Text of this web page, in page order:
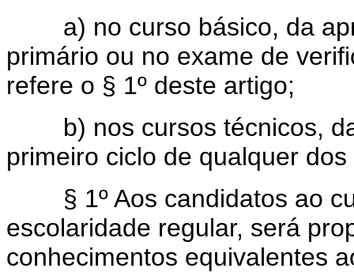
a) no curso básico, da
primário ou no exame de
refere o § 1º deste artigo;
b) nos cursos técnicos, da
primeiro ciclo de qualquer
§ 1º Aos candidatos ao
escolaridade regular, será
conhecimentos equivalentes